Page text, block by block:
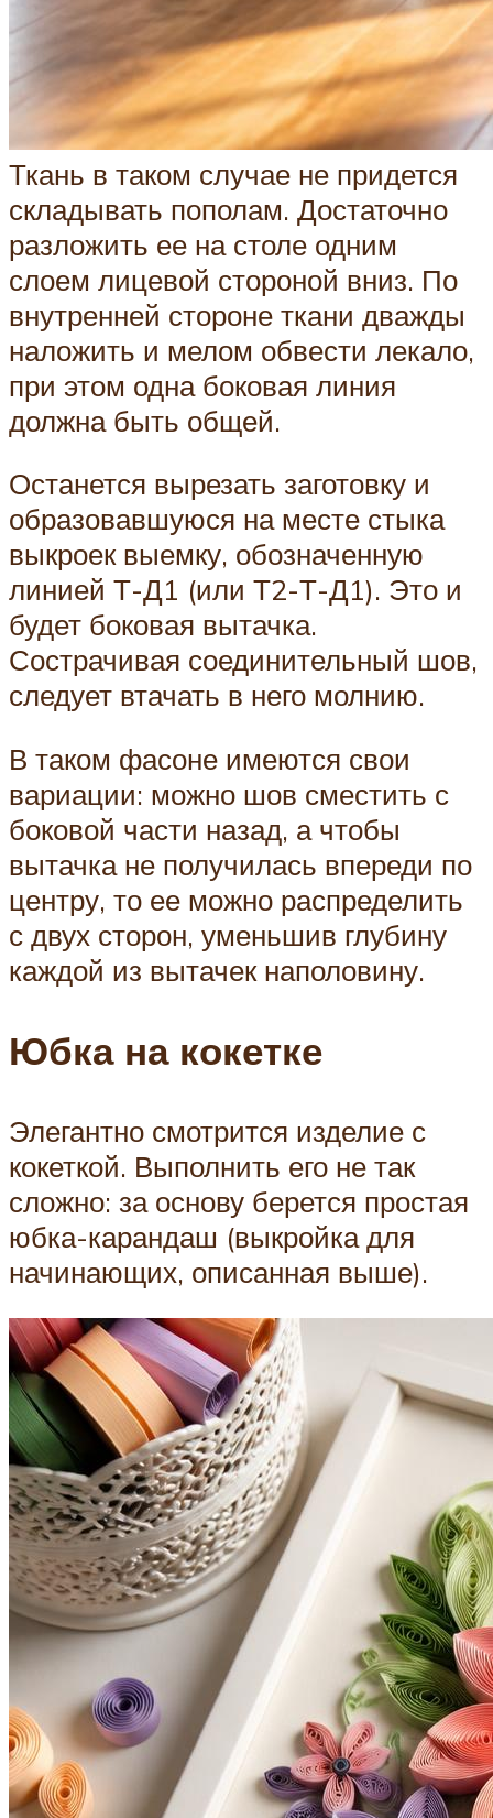
Ткань в таком случае не придется
складывать пополам. Достаточно
разложить ее на столе одним
слоем лицевой стороной вниз. По
внутренней стороне ткани дважды
наложить и мелом обвести лекало,
при этом одна боковая линия
должна быть общей.
Останется вырезать заготовку и
образовавшуюся на месте стыка
выкроек выемку, обозначенную
линией Т-Д1 (или Т2-Т-Д1). Это и
будет боковая вытачка.
Сострачивая соединительный шов,
следует втачать в него молнию.
В таком фасоне имеются свои
вариации: можно шов сместить с
боковой части назад, а чтобы
вытачка не получилась впереди по
центру, то ее можно распределить
с двух сторон, уменьшив глубину
каждой из вытачек наполовину.
Юбка на кокетке
Элегантно смотрится изделие с
кокеткой. Выполнить его не так
сложно: за основу берется простая
юбка-карандаш (выкройка для
начинающих, описанная выше).